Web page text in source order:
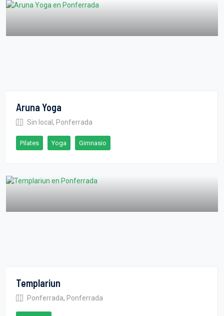
Aruna Yoga
Sin local, Ponferrada
Pilates Yoga Gimnasio
Templariun
Ponferrada, Ponferrada